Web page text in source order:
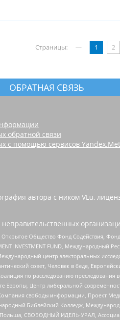
Страницы: — 1 2
ОБРАТНАЯ СВЯЗЬ
обратной связи
с помощью сервисов
автора с ником VLu,
Общество Фонд Содействия,
INVESTMENT FUND, Международный
центр электоральных
совет, Человек в беде,
по расследованию
Европы, Центр либеральной
свободы информации, Проект
Библейский Колледж,
СВОБОДНЫЙ ИДЕЛЬ-УРАЛ,